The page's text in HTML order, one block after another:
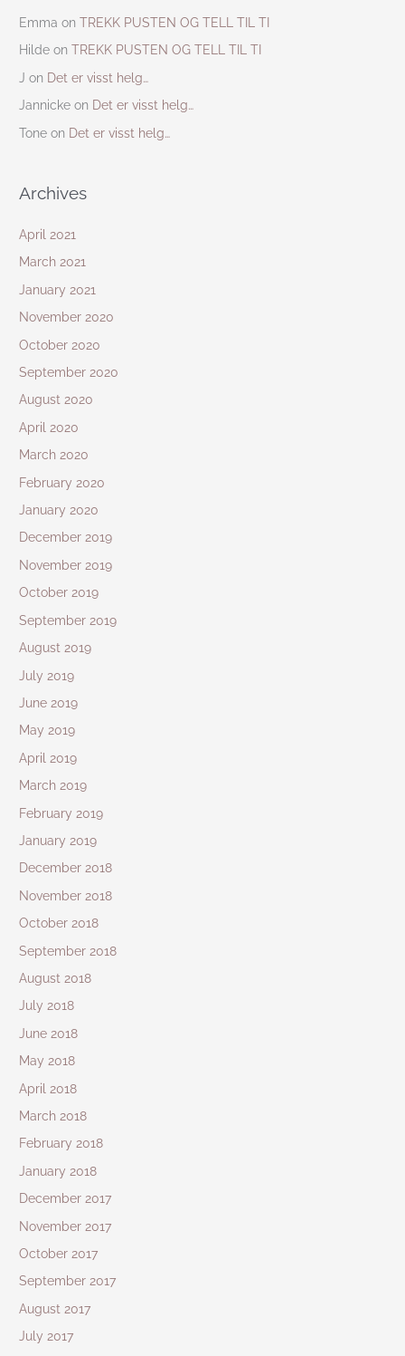
Emma onTREKK PUSTEN OG TELL TIL TI
Hilde onTREKK PUSTEN OG TELL TIL TI
J on Det er visst helg…
Jannicke on Det er visst helg…
Tone on Det er visst helg…
Archives
April 2021
March 2021
January 2021
November 2020
October 2020
September 2020
August 2020
April 2020
March 2020
February 2020
January 2020
December 2019
November 2019
October 2019
September 2019
August 2019
July 2019
June 2019
May 2019
April 2019
March 2019
February 2019
January 2019
December 2018
November 2018
October 2018
September 2018
August 2018
July 2018
June 2018
May 2018
April 2018
March 2018
February 2018
January 2018
December 2017
November 2017
October 2017
September 2017
August 2017
July 2017